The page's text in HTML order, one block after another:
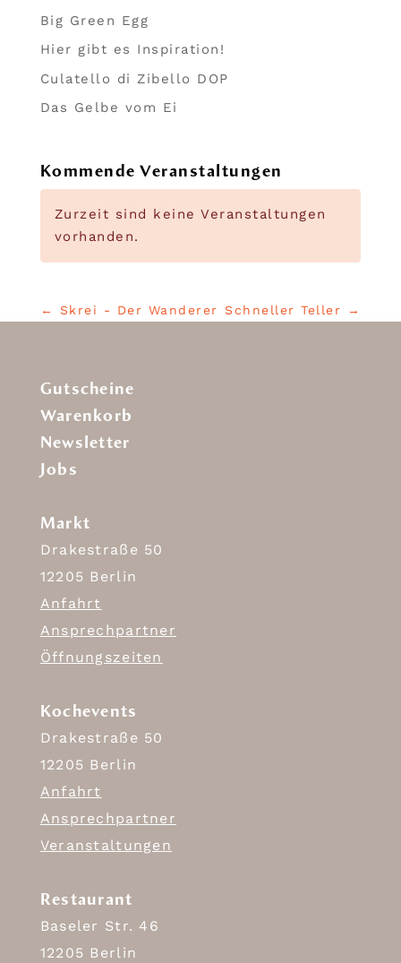
Big Green Egg
Hier gibt es Inspiration!
Culatello di Zibello DOP
Das Gelbe vom Ei
Kommende Veranstaltungen
Zurzeit sind keine Veranstaltungen
vorhanden.
← Skrei - Der Wanderer Schneller Teller →
Gutscheine
Warenkorb
Newsletter
Jobs
Markt
Drakestraße 50
12205 Berlin
Anfahrt
Ansprechpartner
Öffnungszeiten
Kochevents
Drakestraße 50
12205 Berlin
Anfahrt
Ansprechpartner
Veranstaltungen
Restaurant
Baseler Str. 46
12205 Berlin